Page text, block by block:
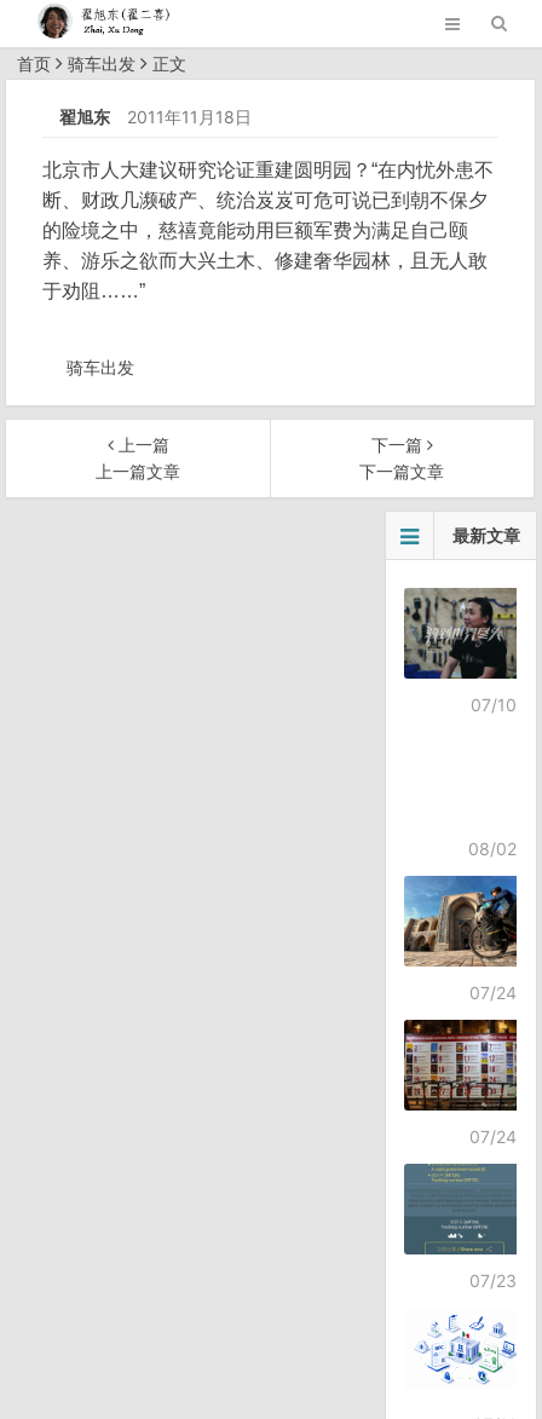
首页 骑车出发 正文
翟旭东 2011年11月18日
北京市人大建议研究论证重建圆明园？“在内忧外患不
断、财政几濒破产、统治岌岌可危可说已到朝不保夕
的险境之中，慈禧竟能动用巨额军费为满足自己颐
养、游乐之欲而大兴土木、修建奢华园林，且无人敢
于劝阻……”
骑车出发
上一篇
上一篇文章
下一篇
下一篇文章
最新文章
07/10
08/02
07/24
07/24
07/23